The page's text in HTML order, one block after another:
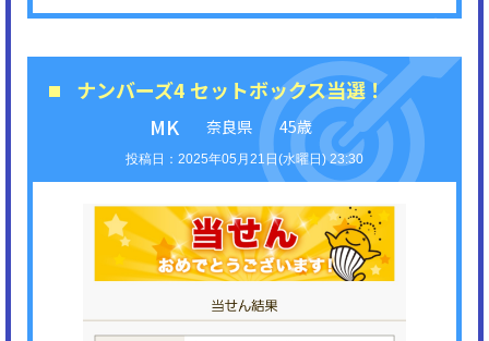
ナンバーズ4 セットボックス当選！
MK
奈良県 45歳
2025年05月21日(水曜日) 23:30